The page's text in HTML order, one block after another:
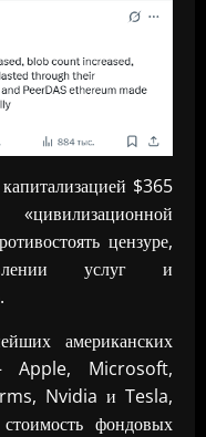
$365
цензуре,
услуг и
американских
Apple, Microsoft,
Nvidia и Tesla,
фондовых